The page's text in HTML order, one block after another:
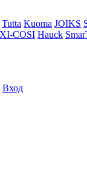
Tutta Kuoma JOIKS
COSI Hauck
Вход